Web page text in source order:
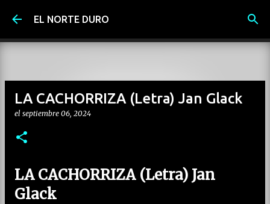
Ir al contenido principal
EL NORTE DURO
LA CACHORRIZA (Letra) Jan Glack
el septiembre 06, 2024
LA CACHORRIZA (Letra) Jan
Glack